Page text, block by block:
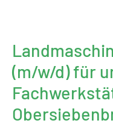
(m/w/d) für